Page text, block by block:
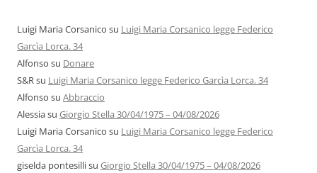
Luigi Maria Corsanico su Luigi Maria Corsanico legge Federico
Garcìa Lorca. 34
Alfonso su Donare
S&Rsu Luigi Maria Corsanico legge Federico Garcìa Lorca. 34
Alfonso su Abbraccio
Alessiasu Giorgio Stella 30/04/1975 – 04/08/2026
Luigi Maria Corsanico su Luigi Maria Corsanico legge Federico
Garcìa Lorca. 34
giselda pontesillisu Giorgio Stella 30/04/1975 – 04/08/2026